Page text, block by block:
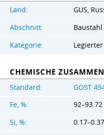
Land:
GUS,
Abschnitt:
Baustahl
Kategorie:
CHEMISCHE
Standard:
GOST
Fe, %:
92–93.72
Si, %:
0.17–0.37